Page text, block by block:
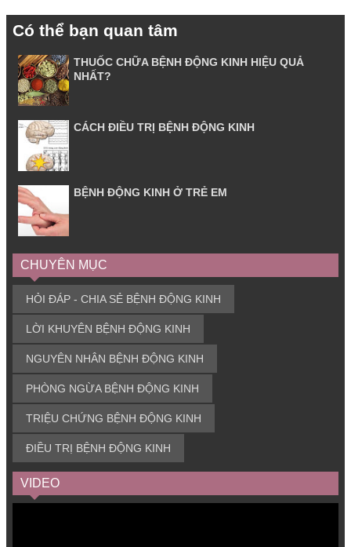
Có thể bạn quan tâm
THUỐC CHỮA BỆNH ĐỘNG KINH HIỆU QUẢ
NHẤT?
CÁCH ĐIỀU TRỊ BỆNH ĐỘNG KINH
BỆNH ĐỘNG KINH Ở TRẺ EM
CHUYÊN MỤC
HỎI ĐÁP - CHIA SẺ BỆNH ĐỘNG KINH
LỜI KHUYÊN BỆNH ĐỘNG KINH
NGUYÊN NHÂN BỆNH ĐỘNG KINH
PHÒNG NGỪA BỆNH ĐỘNG KINH
TRIỆU CHỨNG BỆNH ĐỘNG KINH
ĐIỀU TRỊ BỆNH ĐỘNG KINH
VIDEO